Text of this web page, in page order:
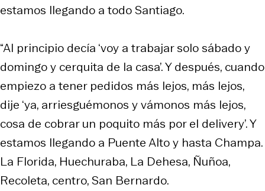
estamos llegando a todo Santiago.
“Al principio decía ‘voy a trabajar solo sábado y
domingo y cerquita de la casa’. Y después, cuando
empiezo a tener pedidos más lejos, más lejos,
dije ‘ya, arriesguémonos y vámonos más lejos,
cosa de cobrar un poquito más por el delivery’. Y
estamos llegando a Puente Alto y hasta Champa.
La Florida, Huechuraba, La Dehesa, Ñuñoa,
Recoleta, centro, San Bernardo.